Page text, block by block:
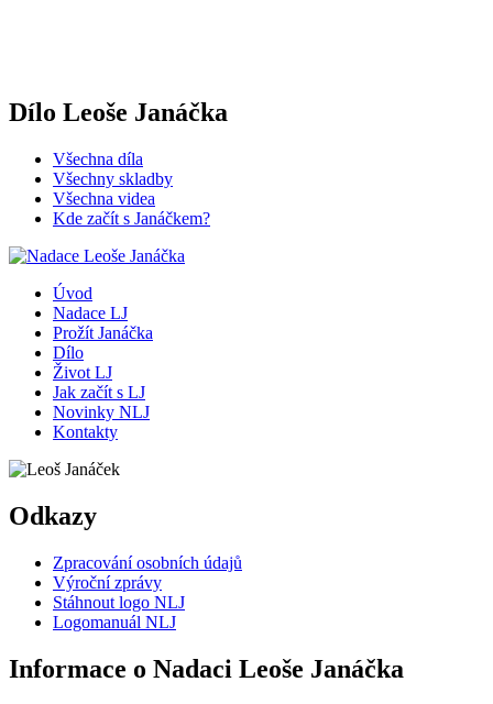
Dílo Leoše Janáčka
Všechna díla
Všechny skladby
Všechna videa
Kde začít s Janáčkem?
Úvod
Nadace LJ
Prožít Janáčka
Dílo
Život LJ
Jak začít s LJ
Novinky NLJ
Kontakty
Odkazy
Zpracování osobních údajů
Výroční zprávy
Stáhnout logo NLJ
Logomanuál NLJ
Informace o Nadaci Leoše Janáčka